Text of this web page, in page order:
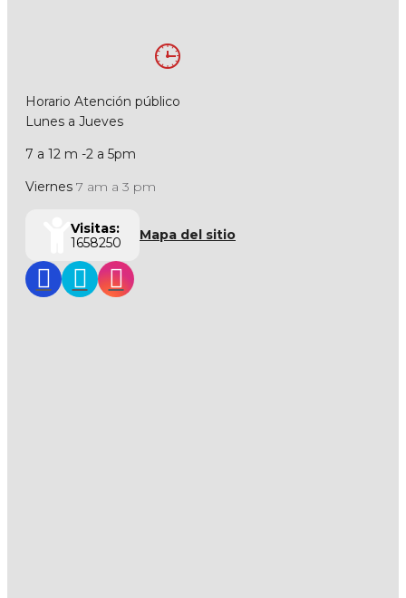
Horario Atención público
Lunes a Jueves
7 a 12 m -2 a 5pm
Viernes 7 am a 3 pm
Visitas:
1658250
Mapa del sitio